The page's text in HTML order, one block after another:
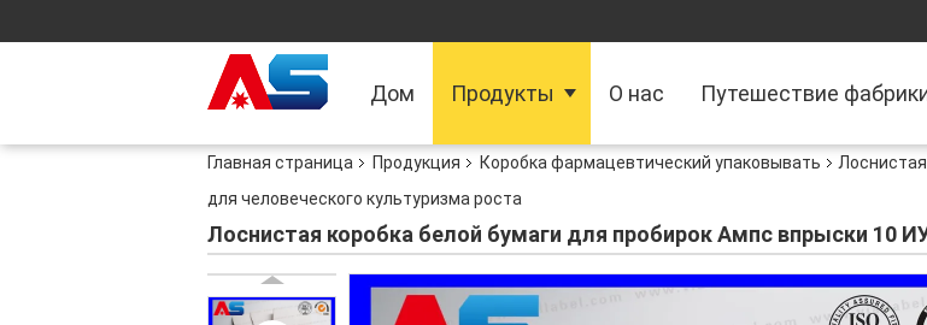
Дом Продукты О нас Путешествие
Главная страница Продукция Коробка фармацевтический упаковывать
для человеческого культуризма роста
Лоснистая коробка белой бумаги для пробирок Ампс впрыски 10